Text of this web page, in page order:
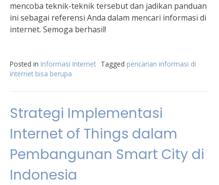
mencoba teknik-teknik tersebut dan jadikan panduan
ini sebagai referensi Anda dalam mencari informasi di
internet. Semoga berhasil!
Posted in Informasi Internet Tagged pencarian informasi di
internet bisa berupa
Strategi Implementasi
Internet of Things dalam
Pembangunan Smart City di
Indonesia